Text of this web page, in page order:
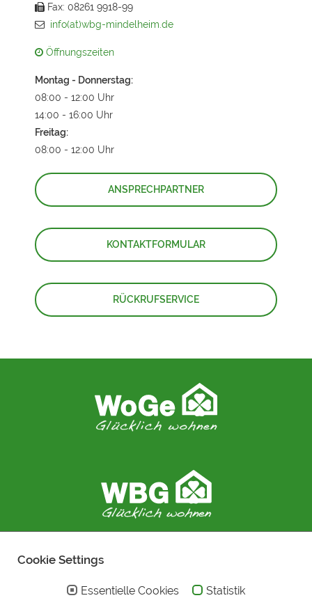
Fax: 08261 9918-99
info(at)wbg-mindelheim.de
Öffnungszeiten
Montag - Donnerstag:
08:00 - 12:00 Uhr
14:00 - 16:00 Uhr
Freitag:
08:00 - 12:00 Uhr
ANSPRECHPARTNER
KONTAKTFORMULAR
RÜCKRUFSERVICE
Cookie Settings
Essentielle Cookies Statistik